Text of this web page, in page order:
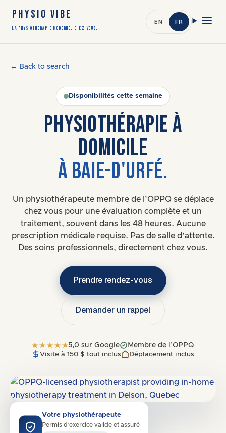
PHYSIO VIBE
LA PHYSIOTHÉRAPIE MODERNE. CHEZ VOUS.
EN FR
← Back to search
Disponibilités cette semaine
PHYSIOTHÉRAPIE À
DOMICILE
À BAIE-D'URFÉ.
Un physiothérapeute membre de l’OPPQ se déplace
chez vous pour une évaluation complète et un
traitement, souvent dans les 48 heures. Aucune
prescription médicale requise. Pas de salle d’attente.
Des soins professionnels, directement chez vous.
Prendre rendez-vous
Demander un rappel
5,0 sur Google
Membre de l’OPPQ
Visite à 150 $ tout inclus
Déplacement inclus
Votre physiothérapeute
Permis d’exercice valide et assuré